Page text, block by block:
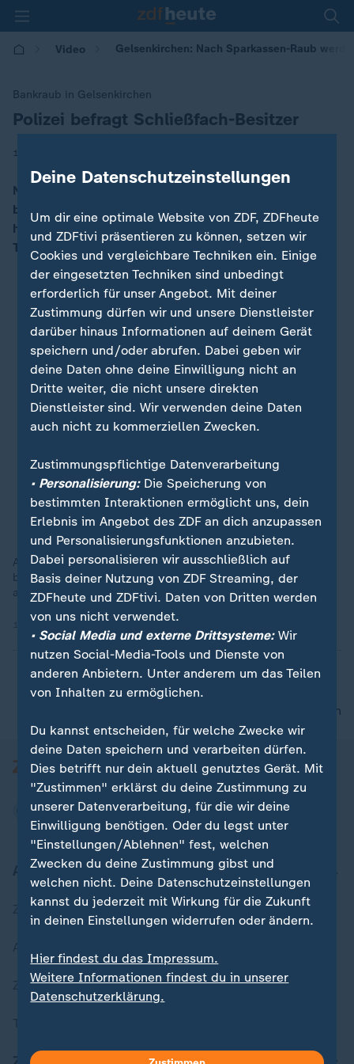
Video Gelsenkirchen: Nach Sparkassen-Raub
Bankraub in Gelsenkirchen
:Polizei befragt Schließfach-Besitzer
17.01.2026 | 15:54
Nach dem Sparkassen-Einbruch in Gelsenkirchen
befragt die Polizei ab Montag die Geschädigten. Dafür
hat sie extra Räume angemietet, sagt Polizeisprecher
Thomas Nowaczyk im Video.
Aufgrund der riesigen Anzahl von Geschädigten und den
begrenzt zur Verfügung stehenden Mitteln erklärt die Polizei
ausdrücklich: "Gespräche nur nach Vereinbarung".
nach oben
Aktuell bei ZDFheute
Zuletzt veröffentlicht
ZDFheute Stories
Deine Datenschutzeinstellungen
Um dir eine optimale Website von ZDF, ZDFheute
und ZDFtivi präsentieren zu können, setzen wir
Cookies und vergleichbare Techniken ein. Einige
der eingesetzten Techniken sind unbedingt
erforderlich für unser Angebot. Mit deiner
Zustimmung dürfen wir und unsere Dienstleister
darüber hinaus Informationen auf deinem Gerät
speichern und/oder abrufen. Dabei geben wir
deine Daten ohne deine Einwilligung nicht an
Dritte weiter, die nicht unsere direkten
Dienstleister sind. Wir verwenden deine Daten
auch nicht zu kommerziellen Zwecken.
Zustimmungspflichtige Datenverarbeitung
• Personalisierung:Die Speicherung von
bestimmten Interaktionen ermöglicht uns, dein
Erlebnis im Angebot des ZDF an dich anzupassen
und Personalisierungsfunktionen anzubieten.
Dabei personalisieren wir ausschließlich auf
Basis deiner Nutzung von ZDF Streaming, der
ZDFheute und ZDFtivi. Daten von Dritten werden
von uns nicht verwendet.
• Social Media und externe Drittsysteme:Wir
nutzen Social-Media-Tools und Dienste von
anderen Anbietern. Unter anderem um das Teilen
von Inhalten zu ermöglichen.
Du kannst entscheiden, für welche Zwecke wir
deine Daten speichern und verarbeiten dürfen.
Dies betrifft nur dein aktuell genutztes Gerät. Mit
"Zustimmen" erklärst du deine Zustimmung zu
unserer Datenverarbeitung, für die wir deine
Einwilligung benötigen. Oder du legst unter
"Einstellungen/Ablehnen" fest, welchen
Zwecken du deine Zustimmung gibst und
welchen nicht. Deine Datenschutzeinstellungen
kannst du jederzeit mit Wirkung für die Zukunft
in deinen Einstellungen widerrufen oder ändern.
Hier findest du das Impressum.
Weitere Informationen findest du in unserer
Datenschutzerklärung.